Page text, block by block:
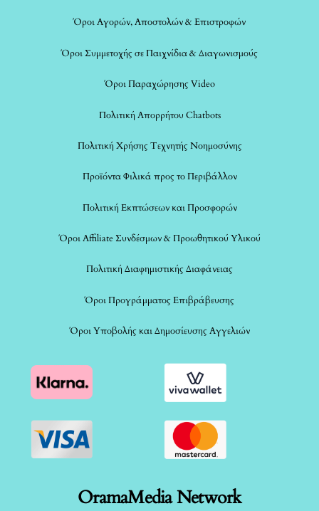
Όροι Αγορών, Αποστολών & Επιστροφών
Όροι Συμμετοχής σε Παιχνίδια & Διαγωνισμούς
Όροι Παραχώρησης Video
Πολιτική Απορρήτου Chatbots
Πολιτική Χρήσης Τεχνητής Νοημοσύνης
Προϊόντα Φιλικά προς το Περιβάλλον
Πολιτική Εκπτώσεων και Προσφορών
Όροι Affiliate Συνδέσμων & Προωθητικού Υλικού
Πολιτική Διαφημιστικής Διαφάνειας
Όροι Προγράμματος Επιβράβευσης
Όροι Υποβολής και Δημοσίευσης Αγγελιών
OramaMedia Network